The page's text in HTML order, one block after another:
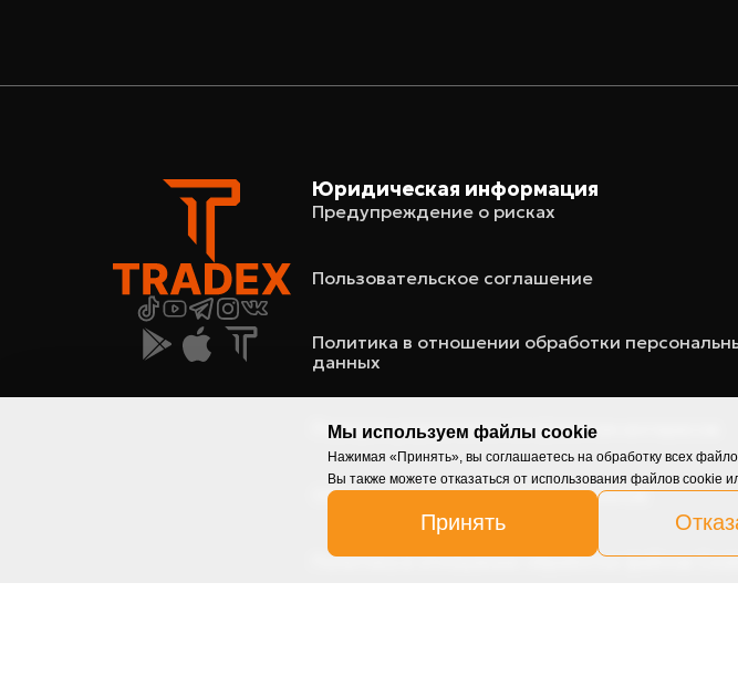
Юридическая информация
Предупреждение о рисках
Пользовательское соглашение
Политика в отношении обработки
данных
Порядок управления конфликтом интересов
Общие условия реализации токенов
Политика в отношении обработки файлов
Мы используем файлы cookie
Нажимая «Принять», вы соглашаетесь на обработку всех
Вы также можете отказаться от использования файлов cookie
Принять